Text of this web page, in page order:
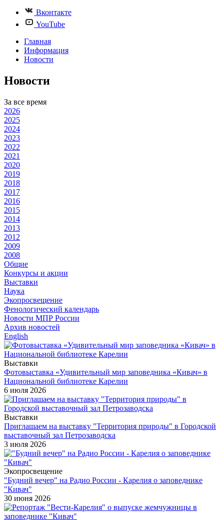
Вконтакте
YouTube
Главная
Информация
Новости
Новости
За все время
2026
2025
2024
2023
2022
2021
2020
2019
2018
2017
2016
2015
2014
2013
2012
2009
2008
Общие
Конкурсы и акции
Выставки
Наука
Экопросвещение
Фенологический календарь
Новости МПР России
Архив новостей
English
Выставки
Фотовыставка «Удивительный мир заповедника «Кивач» в
Национальной библиотеке Карелии
6 июля 2026
Выставки
Приглашаем на выставку "Территория природы" в Городской
выставочный зал Петрозаводска
3 июля 2026
Экопросвещение
"Будний вечер" на Радио России - Карелия о заповеднике
"Кивач"
30 июня 2026